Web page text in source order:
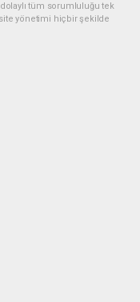
tüm sorumluluğu tek
site yönetimi hiçbir şekilde